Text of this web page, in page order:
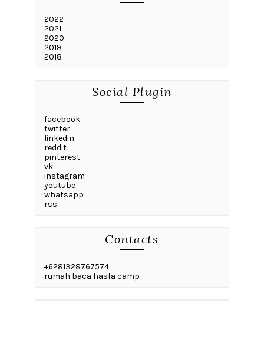
2022
2021
2020
2019
2018
Social Plugin
facebook
twitter
linkedin
reddit
pinterest
vk
instagram
youtube
whatsapp
rss
Contacts
+6281328767574
rumah baca hasfa camp